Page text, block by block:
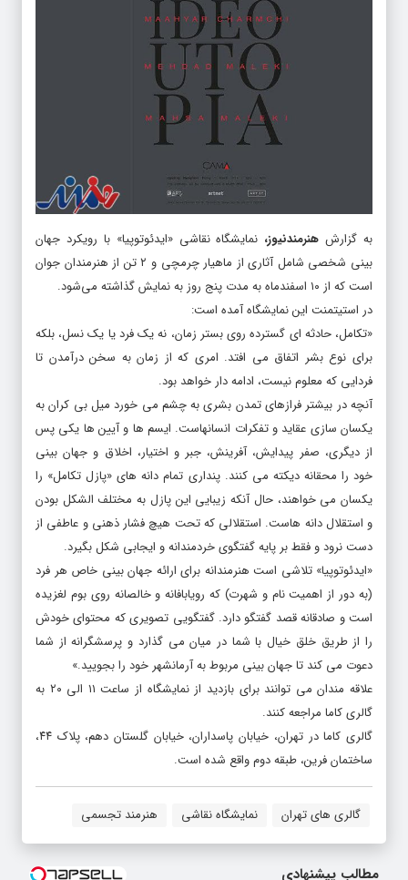
به گزارشهنرمندنیوز،نمایشگاه نقاشی «ایدئوتوپیا» با رویکرد جهان
بینی شخصی شامل آثاری از ماهیار چرمچی و ۲ تن از هنرمندان جوان
است که از ۱۰ اسفندماه به مدت پنج روز به نمایش گذاشته می‌شود.
در استیتمنت این نمایشگاه آمده است:
«تکامل، حادثه ای گسترده روی بستر زمان، نه یک فرد یا یک نسل، بلکه
برای نوع بشر اتفاق می افتد. امری که از زمان به سخن درآمدن تا
فردایی که معلوم نیست، ادامه دار خواهد بود.
آنچه در بیشتر فرازهای تمدن بشری به چشم می خورد میل بی کران به
یکسان سازی عقاید و تفکرات انسانهاست. ایسم ها و آیین ها یکی پس
از دیگری، صفر پیدایش، آفرینش، جبر و اختیار، اخلاق و جهان بینی
خود را محقانه دیکته می کنند. پنداری تمام دانه های «پازل تکامل» را
یکسان می خواهند، حال آنکه زیبایی این پازل به مختلف الشکل بودن
و استقلال دانه هاست. استقلالی که تحت هیچ فشار ذهنی و عاطفی از
دست نرود و فقط بر پایه گفتگوی خردمندانه و ایجابی شکل بگیرد.
«ایدئوتوپیا» تلاشی است هنرمندانه برای ارائه جهان بینی خاص هر فرد
(به دور از اهمیت نام و شهرت) که رویابافانه و خالصانه روی بوم لغزیده
است و صادقانه قصد گفتگو دارد. گفتگویی تصویری که محتوای خودش
را از طریق خلق خیال با شما در میان می گذارد و پرسشگرانه از شما
دعوت می کند تا جهان بینی مربوط به آرمانشهر خود را بجویید.»
گالری کاما مراجعه کنند.
ساختمان فرین، طبقه دوم واقع شده است.
گالری های تهران نمایشگاه نقاشی هنرمند تجسمی
مطالب پیشنهادی